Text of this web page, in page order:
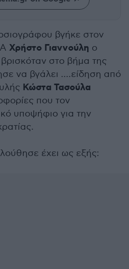
βγήκε στον
Χρήστο Γιαννούλη ο
στο βήμα της
να βγάλει ....είδηση από
Κώστα Τασούλα
που τον
υποψήφιο για την
έχει ως εξής: